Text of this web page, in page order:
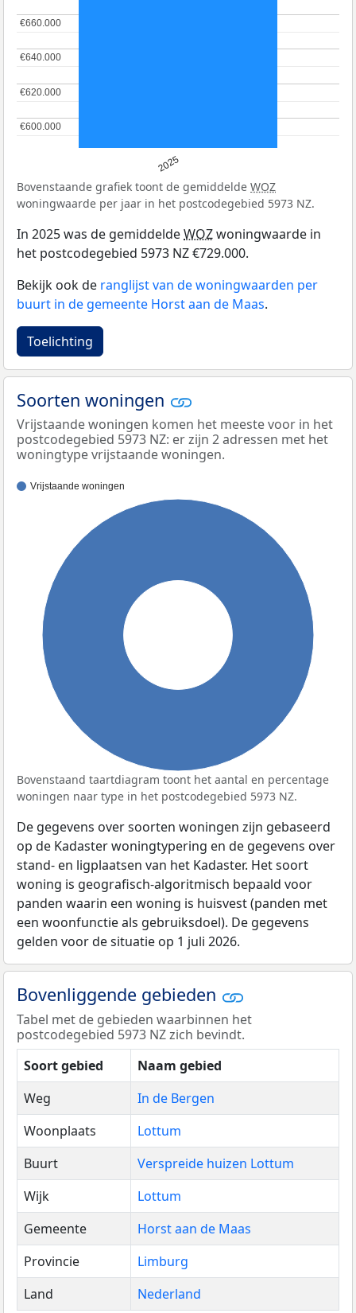
2025
€600.000
€600.000
€620.000
€620.000
€640.000
€640.000
€660.000
€660.000
Bovenstaande grafiek toont de gemiddelde WOZ
woningwaarde per jaar in het postcodegebied 5973 NZ.
In 2025 was de gemiddeldeWOZwoningwaarde in
het postcodegebied 5973 NZ €729.000.
Bekijk ook de ranglijst van de woningwaarden per
buurt in de gemeente Horst aan de Maas.
Toelichting
Soorten woningen
Vrijstaande woningen komen het meeste voor in het
postcodegebied 5973 NZ: er zijn 2 adressen met het
woningtype vrijstaande woningen.
Vrijstaande woningen
Bovenstaand taartdiagram toont het aantal en percentage
woningen naar type in het postcodegebied 5973 NZ.
De gegevens over soorten woningen zijn gebaseerd
op de Kadaster woningtypering en de gegevens over
stand- en ligplaatsen van het Kadaster. Het soort
woning is geografisch-algoritmisch bepaald voor
panden waarin een woning is huisvest (panden met
een woonfunctie als gebruiksdoel). De gegevens
gelden voor de situatie op 1 juli 2026.
Bovenliggende gebieden
Tabel met de gebieden waarbinnen het
postcodegebied 5973 NZ zich bevindt.
Soort gebied
Naam gebied
Weg
In de Bergen
Woonplaats
Lottum
Buurt
Verspreide huizen Lottum
Wijk
Lottum
Gemeente
Horst aan de Maas
Provincie
Limburg
Land
Nederland